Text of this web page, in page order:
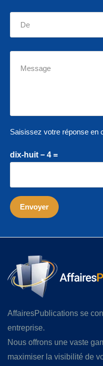
Saisissez votre réponse en
dix-huit − 4 =
AffairesPublications se
entreprise.
Nous offrons une vaste
maximiser la visibilité de